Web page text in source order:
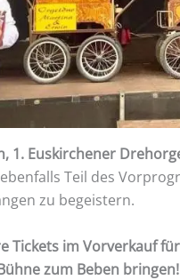
1. Euskirchener
Teil des
zu begeistern.
Tickets im Vorverkauf
zum Beben bringen!